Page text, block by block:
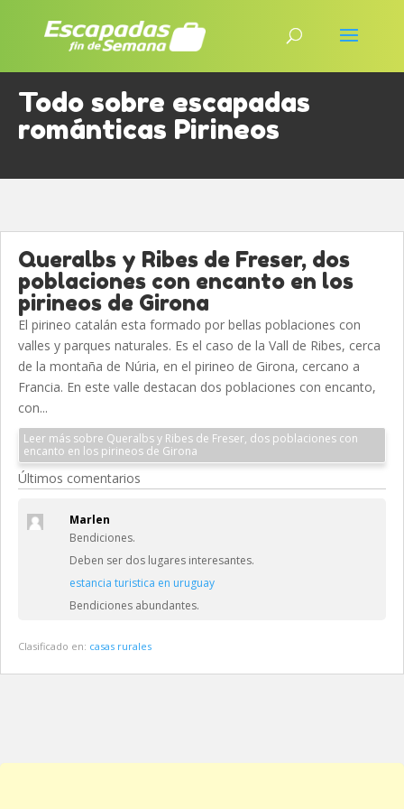
Todo sobre escapadas
románticas Pirineos
Queralbs y Ribes de Freser, dos
poblaciones con encanto en los
pirineos de Girona
El pirineo catalán esta formado por bellas poblaciones con
valles y parques naturales. Es el caso de la Vall de Ribes, cerca
de la montaña de Núria, en el pirineo de Girona, cercano a
Francia. En este valle destacan dos poblaciones con encanto,
con...
Leer más sobre Queralbs y Ribes de Freser, dos poblaciones con
encanto en los pirineos de Girona
Últimos comentarios
Marlen
Bendiciones.
Deben ser dos lugares interesantes.
estancia turistica en uruguay
Bendiciones abundantes.
Clasificado en: casas rurales